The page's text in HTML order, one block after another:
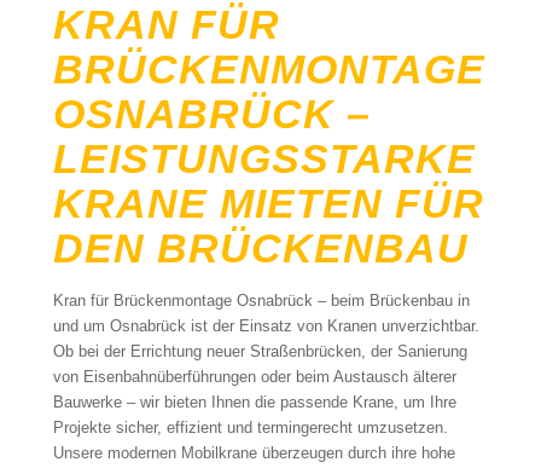
KRAN FÜR
BRÜCKENMONTAGE
OSNABRÜCK –
LEISTUNGSSTARKE
KRANE MIETEN FÜR
DEN BRÜCKENBAU
Kran für Brückenmontage Osnabrück – beim Brückenbau in
und um Osnabrück ist der Einsatz von Kranen unverzichtbar.
Ob bei der Errichtung neuer Straßenbrücken, der Sanierung
von Eisenbahnüberführungen oder beim Austausch älterer
Bauwerke – wir bieten Ihnen die passende Krane, um Ihre
Projekte sicher, effizient und termingerecht umzusetzen.
Unsere modernen Mobilkrane überzeugen durch ihre hohe